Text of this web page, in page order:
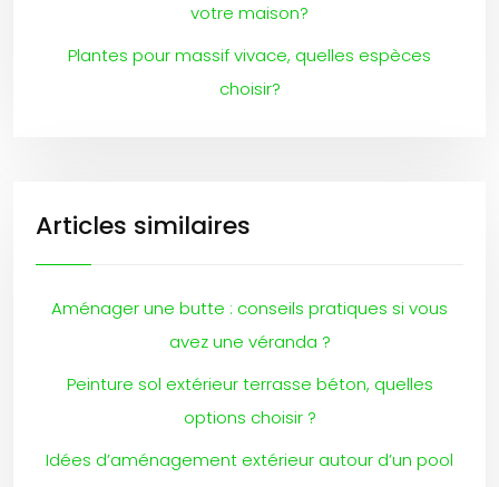
votre maison?
Plantes pour massif vivace, quelles espèces
choisir?
Articles similaires
Aménager une butte : conseils pratiques si vous
avez une véranda ?
Peinture sol extérieur terrasse béton, quelles
options choisir ?
Idées d’aménagement extérieur autour d’un pool